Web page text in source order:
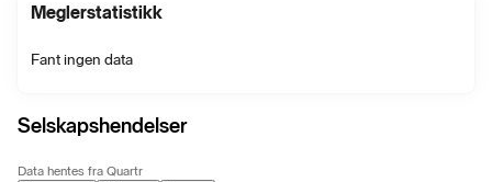
Meglerstatistikk
Fant ingen data
Selskapshendelser
Data hentes fra Quartr